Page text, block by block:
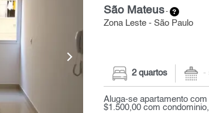
São Mateus-
Zona Leste - São Paulo
2 quartos -
Aluga-se apartamento
$1.500,00 com